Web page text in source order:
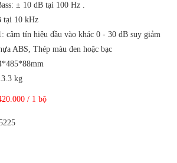
± 10 dB tại 100 Hz .
tại 10 kHz
câm tín hiệu đầu vào khác 0 - 30 dB suy giảm
ABS, Thép màu đen hoặc bạc
kg
/ 1 bộ